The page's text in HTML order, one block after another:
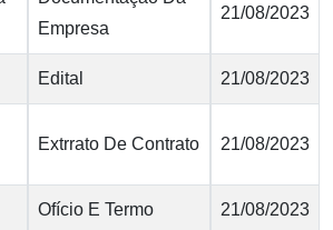
Empresa
21/08/2023
Edital 21/08/2023
Extrrato De Contrato 21/08/2023
Ofício E Termo 21/08/2023